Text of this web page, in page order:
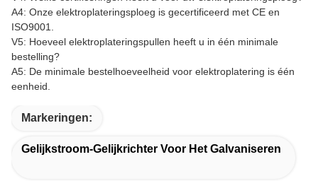
A4: Onze elektroplateringsploeg is gecertificeerd met CE en
ISO9001.
V5: Hoeveel elektroplateringspullen heeft u in één minimale
bestelling?
A5: De minimale bestelhoeveelheid voor elektroplatering is één
eenheid.
Markeringen:
Gelijkstroom-Gelijkrichter Voor Het Galvaniseren